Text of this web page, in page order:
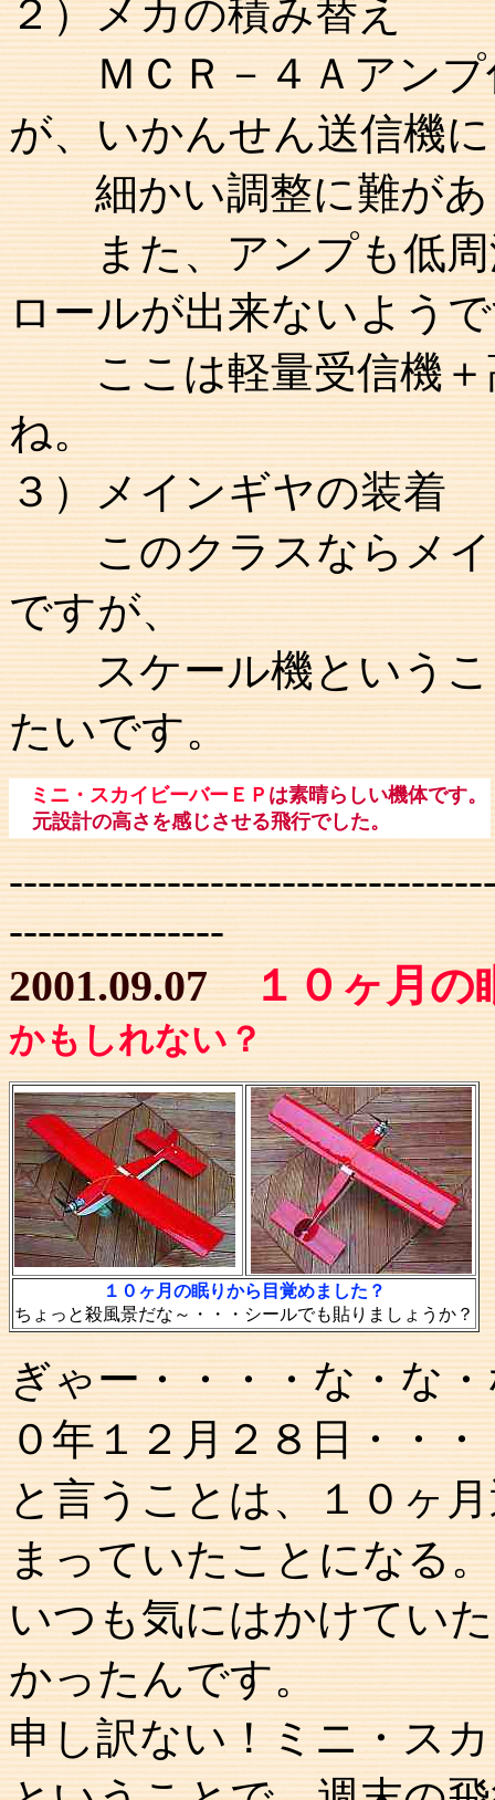
２）メカの積み替え
ＭＣＲ－４Ａアンプ
が、いかんせん送信機
細かい調整に難があ
また、アンプも低周
ロールが出来ないよう
ここは軽量受信機＋
ね。
３）メインギヤの装着
このクラスならメイ
ですが、
スケール機というこ
たいです。
ミニ・スカイビーバーＥＰ は素晴らしい機体です。
元設計の高さを感じさせる飛行でした。
---------------
2001.09.07１０ヶ月の
かもしれない？
１０ヶ月の眠りから目覚めました？
ちょっと殺風景だな～・・・シールでも貼りましょうか？
ぎゃー・・・・な・な
０年１２月２８日・・・
と言うことは、１０ヶ
まっていたことになる。
いつも気にはかけてい
かったんです。
申し訳ない！ミニ・ス